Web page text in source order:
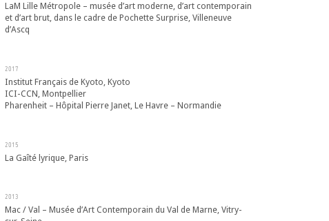
LaM Lille Métropole – musée d’art moderne, d’art contemporain
et d’art brut, dans le cadre de Pochette Surprise, Villeneuve
d’Ascq
2017
Institut Français de Kyoto, Kyoto
ICI-CCN, Montpellier
Pharenheit – Hôpital Pierre Janet, Le Havre – Normandie
2015
La Gaîté lyrique, Paris
2013
Mac / Val – Musée d’Art Contemporain du Val de Marne, Vitry-